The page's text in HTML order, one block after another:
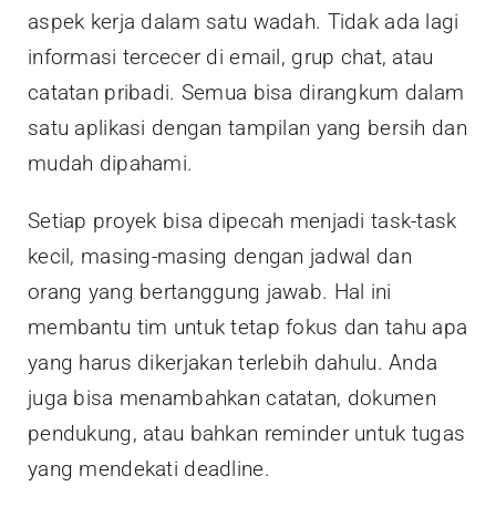
aspek kerja dalam satu wadah. Tidak ada lagi
informasi tercecer di email, grup chat, atau
catatan pribadi. Semua bisa dirangkum dalam
satu aplikasi dengan tampilan yang bersih dan
mudah dipahami.
Setiap proyek bisa dipecah menjadi task-task
kecil, masing-masing dengan jadwal dan
orang yang bertanggung jawab. Hal ini
membantu tim untuk tetap fokus dan tahu apa
yang harus dikerjakan terlebih dahulu. Anda
juga bisa menambahkan catatan, dokumen
pendukung, atau bahkan reminder untuk tugas
yang mendekati deadline.